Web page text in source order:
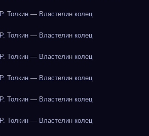
Толкин — Властелин колец
Толкин — Властелин колец
Толкин — Властелин колец
Толкин — Властелин колец
Толкин — Властелин колец
Толкин — Властелин колец